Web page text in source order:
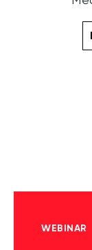
WEBINAR